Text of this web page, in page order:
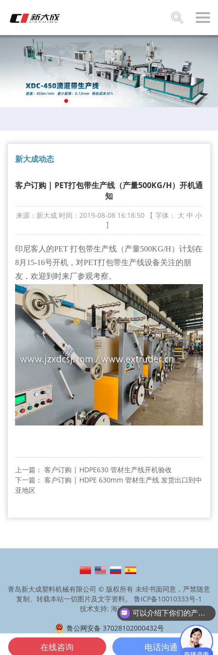
新大成动态
客户订购 | PET打包带生产线（产量500KG/H）开机通
知
来源：新大成 时间：2019-08-08 16:18:50 【 字体： 大 中 小
】
印尼客人的PET 打包带生产线（产量500KG/H）计划在
8月15-16号开机，对PET打包带生产线设备关注的朋
友，欢迎到时来厂参观考察。
上一篇： 客户订购 | HDPE630 管材生产线开机验收
下一篇： 客户订购 | HDPE 630mm 管材生产线 发货出口到中
亚地区
青岛新大成塑料机械有限公司 © 版权所有 未经书面同意，严禁随意
复制、转载本站一切图片及文字资料。 鲁ICP备10010333号-1
技术支持: 海诚互联
鲁公网安备 37028102000432号
可以介绍下你们的产品么？
在线咨询 电话沟通